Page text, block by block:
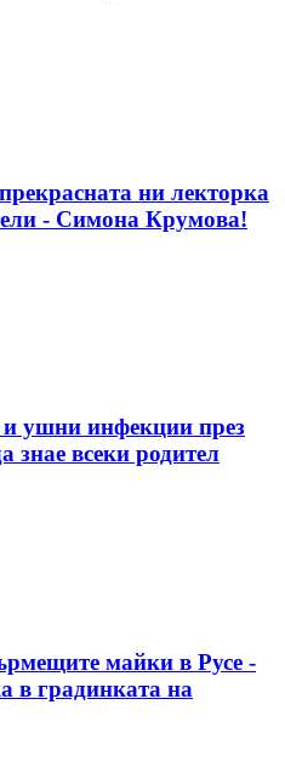
ни лекторка
- Симона Крумова!
ушни инфекции през
знае всеки родител
майки в Русе -
в градинката на